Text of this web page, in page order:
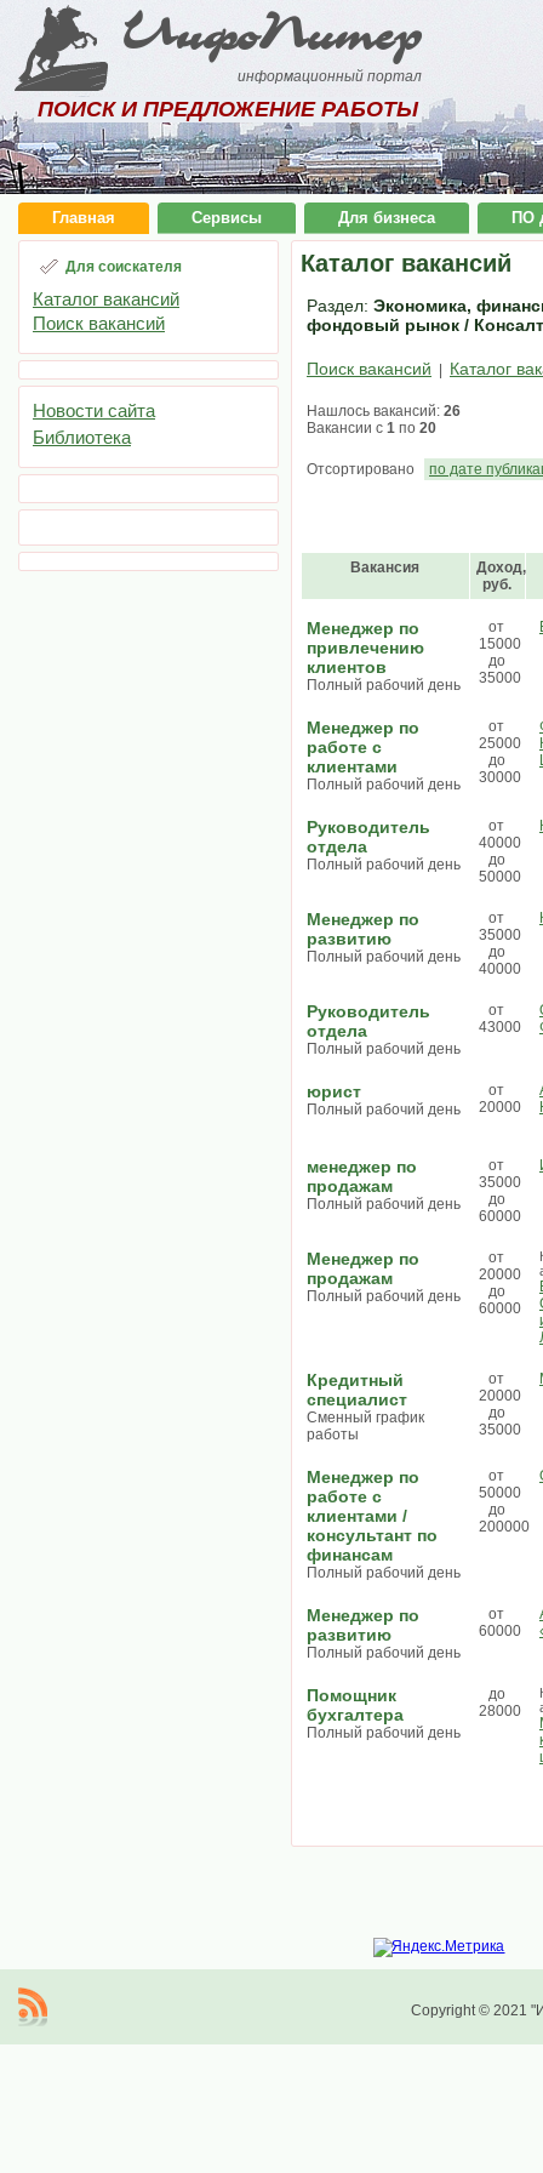
ИнфоПитер
информационный портал
ПОИСК И ПРЕДЛОЖЕНИЕ РАБОТЫ
Главная Сервисы Для бизнеса ПО
Для соискателя
Каталог вакансий
Поиск вакансий
Новости сайта
Библиотека
Каталог вакансий
Раздел: Экономика,
фондовый рынок /
Поиск вакансий Каталог
Нашлось вакансий: 26
Вакансии с 1 по 20
Отсортировано по дате
Вакансия
Доход,
руб.
Менеджер по
привлечению
клиентов
Полный рабочий день
от
15000
до
35000
Менеджер по
работе с
клиентами
Полный рабочий день
от
25000
до
30000
Руководитель
отдела
Полный рабочий день
от
40000
до
50000
Менеджер по
развитию
Полный рабочий день
от
35000
до
40000
Руководитель
отдела
Полный рабочий день
от
43000
юрист
Полный рабочий день
от
20000
менеджер по
продажам
Полный рабочий день
от
35000
до
60000
Менеджер по
продажам
Полный рабочий день
от
20000
до
60000
Кредитный
специалист
Сменный график
работы
от
20000
до
35000
Менеджер по
работе с
клиентами /
консультант по
финансам
Полный рабочий день
от
50000
до
200000
Менеджер по
развитию
Полный рабочий день
от
60000
Помощник
бухгалтера
Полный рабочий день
до
28000
Copyright © 2021